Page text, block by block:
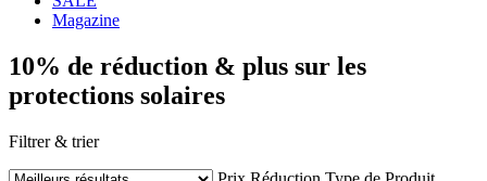
Magazine
10% de réduction & plus sur les
protections solaires
Filtrer & trier